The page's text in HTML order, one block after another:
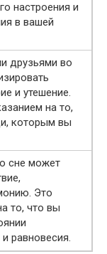
настроения и
в вашей
друзьями во
и утешение.
на то,
которым вы
сне может
Это
то, что вы
равновесия.